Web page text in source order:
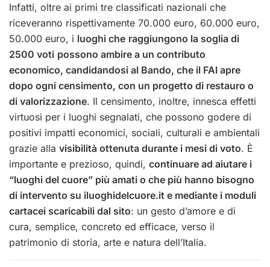
Infatti, oltre ai primi tre classificati nazionali che
riceveranno rispettivamente 70.000 euro, 60.000 euro,
50.000 euro, i luoghi che raggiungono la soglia di
2500 voti possono ambire a un contributo
economico, candidandosi al Bando, che il FAI apre
dopo ogni censimento, con un progetto di restauro o
di valorizzazione. Il censimento, inoltre, innesca effetti
virtuosi per i luoghi segnalati, che possono godere di
positivi impatti economici, sociali, culturali e ambientali
grazie alla visibilità ottenuta durante i mesi di voto. È
importante e prezioso, quindi, continuare ad aiutare i
“luoghi del cuore” più amati o che più hanno bisogno
di intervento su iluoghidelcuore.it e mediante i moduli
cartacei scaricabili dal sito: un gesto d’amore e di
cura, semplice, concreto ed efficace, verso il
patrimonio di storia, arte e natura dell’Italia.